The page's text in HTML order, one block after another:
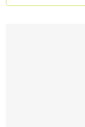
Аспарагус